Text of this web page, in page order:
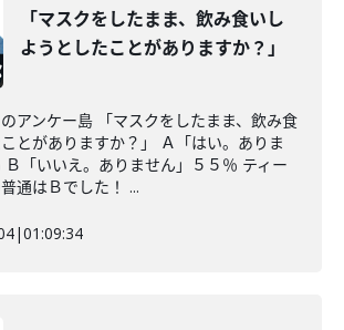
「マスクをしたまま、飲み食いし
ようとしたことがありますか？」
アンケー島 「マスクをしたまま、飲み食
とがありますか？」 Ａ「はい。ありま
いいえ。ありません」５５％ ティー
通はＢでした！ ...
|01:09:34